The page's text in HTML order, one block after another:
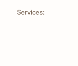
Services: